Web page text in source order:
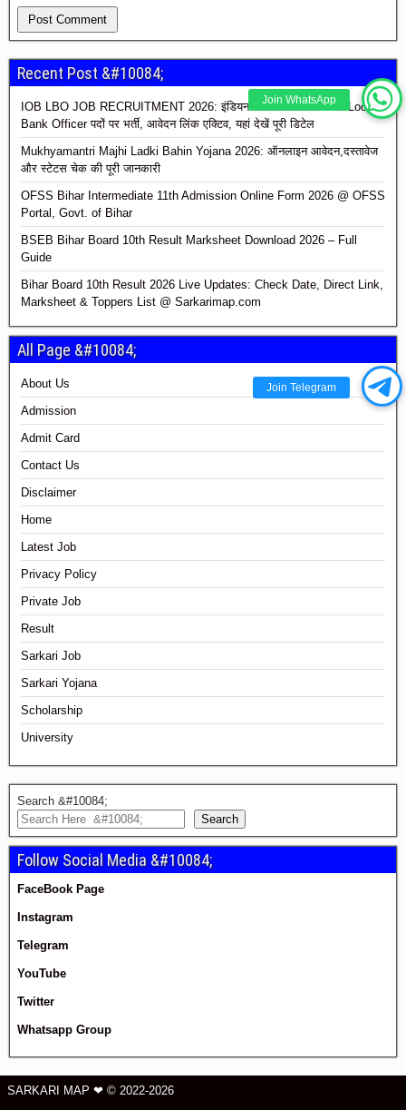
Join WhatsApp
Join Telegram
Recent Post &#10084;
IOB LBO JOB RECRUITMENT 2026: इंडियन ओवरसीज बैंक में 250 Local
Bank Officer पदों पर भर्ती, आवेदन लिंक एक्टिव, यहां देखें पूरी डिटेल
Mukhyamantri Majhi Ladki Bahin Yojana 2026: ऑनलाइन आवेदन,दस्तावेज
और स्टेटस चेक की पूरी जानकारी
OFSS Bihar Intermediate 11th Admission Online Form 2026 @ OFSS
Portal, Govt. of Bihar
BSEB Bihar Board 10th Result Marksheet Download 2026 – Full
Guide
Bihar Board 10th Result 2026 Live Updates: Check Date, Direct Link,
Marksheet & Toppers List @ Sarkarimap.com
All Page &#10084;
About Us
Admission
Admit Card
Contact Us
Disclaimer
Home
Latest Job
Privacy Policy
Private Job
Result
Sarkari Job
Sarkari Yojana
Scholarship
University
Search &#10084;
Search
Follow Social Media &#10084;
FaceBook Page
Instagram
Telegram
YouTube
Twitter
Whatsapp Group
SARKARI MAP ❤ © 2022-2026